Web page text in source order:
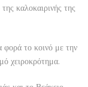
καλοκαιρινής της
φορά το κοινό με την
χειροκρότημα.